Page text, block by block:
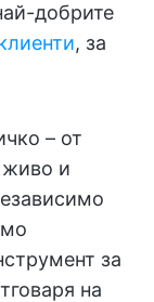
добрите
, за
– от
живо и
за
на